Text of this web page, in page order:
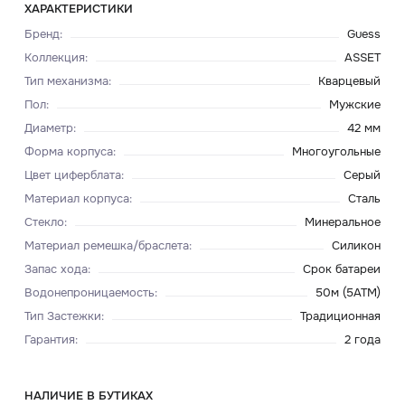
ХАРАКТЕРИСТИКИ
Бренд:
Guess
Коллекция:
ASSET
Тип механизма:
Кварцевый
Пол:
Мужские
Диаметр:
42 мм
Форма корпуса:
Многоугольные
Цвет циферблата:
Серый
Материал корпуса:
Сталь
Стекло:
Минеральное
Материал ремешка/браслета:
Силикон
Запас хода:
Срок батареи
Водонепроницаемость:
50м (5ATM)
Тип Застежки:
Традиционная
Гарантия: 2 года
НАЛИЧИЕ В БУТИКАХ